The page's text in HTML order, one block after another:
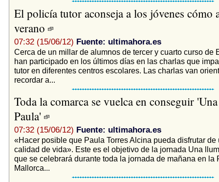
El policía tutor aconseja a los jóvenes cómo
verano
07:32 (15/06/12) Fuente: ultimahora.es
Cerca de un millar de alumnos de tercer y cuarto curso de
han participado en los últimos días en las charlas que
tutor en diferentes centros escolares. Las charlas van
recordar a...
Toda la comarca se vuelca en conseguir
Paula'
07:32 (15/06/12) Fuente: ultimahora.es
«Hacer posible que Paula Torres Alcina pueda disfrutar de
calidad de vida». Este es el objetivo de la jornada Una
que se celebrará durante toda la jornada de mañana en la
Mallorca...